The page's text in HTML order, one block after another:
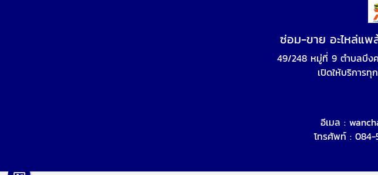
ซ่อม-ขาย อะไหล่แ
49/248 หมู่ที่ 9 ตำบลบึงค
เปิดให้บริการทุ
อีเมล :
โทรศัพท์ : 084-